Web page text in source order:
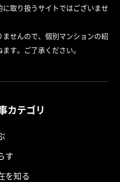
取り扱うサイトではございませ
せんので、個別マンションの紹
す。ご了承ください。
カテゴリ
す
を知る